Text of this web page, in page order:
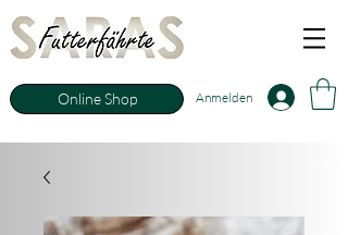
Anmelden
Online Shop